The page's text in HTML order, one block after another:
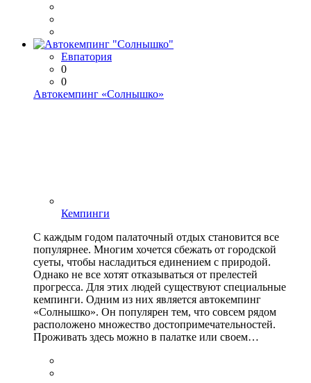
Евпатория
0
0
Автокемпинг «Солнышко»
Кемпинги
С каждым годом палаточный отдых становится все
популярнее. Многим хочется сбежать от городской
суеты, чтобы насладиться единением с природой.
Однако не все хотят отказываться от прелестей
прогресса. Для этих людей существуют специальные
кемпинги. Одним из них является автокемпинг
«Солнышко». Он популярен тем, что совсем рядом
расположено множество достопримечательностей.
Проживать здесь можно в палатке или своем…